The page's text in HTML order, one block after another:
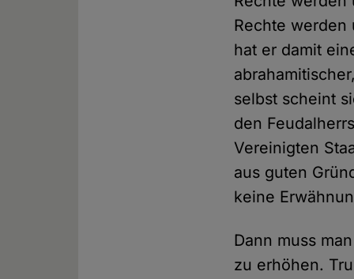
Rechte
hat er damit
selbst scheint
den
Vereinigten
aus guten
keine
Dann muss
zu erhöhen.